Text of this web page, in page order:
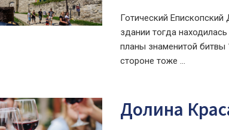
Готический
здании тогда
планы знаменитой битвы
стороне тоже ...
Долина